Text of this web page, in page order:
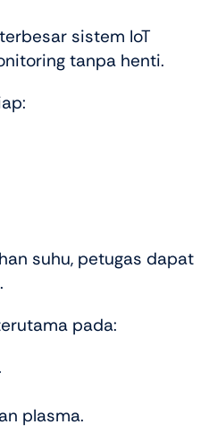
sistem IoT
tanpa henti.
suhu, petugas dapat
pada:
plasma.